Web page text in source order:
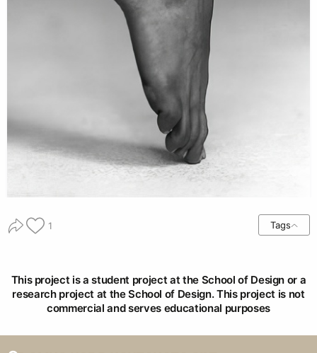
1 Tags
This project is a student project at the School of Design or a
research project at the School of Design. This project is not
commercial and serves educational purposes